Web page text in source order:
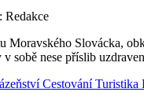
Redakce
Moravského Slovácka,
sobě nese příslib
CestováníTuristika